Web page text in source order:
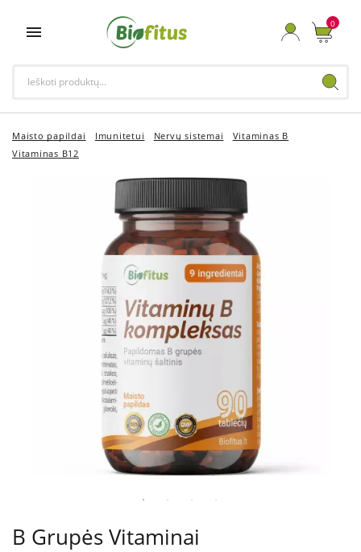
 0
Maisto papildai Imunitetui Nervų sistemai
Vitaminas B
Vitaminas B12
B Grupės Vitaminai